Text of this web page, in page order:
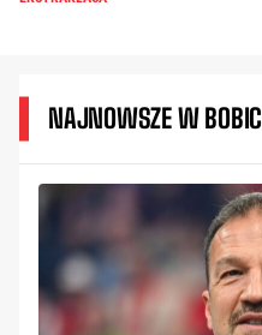
NAJNOWSZE W BOBIC